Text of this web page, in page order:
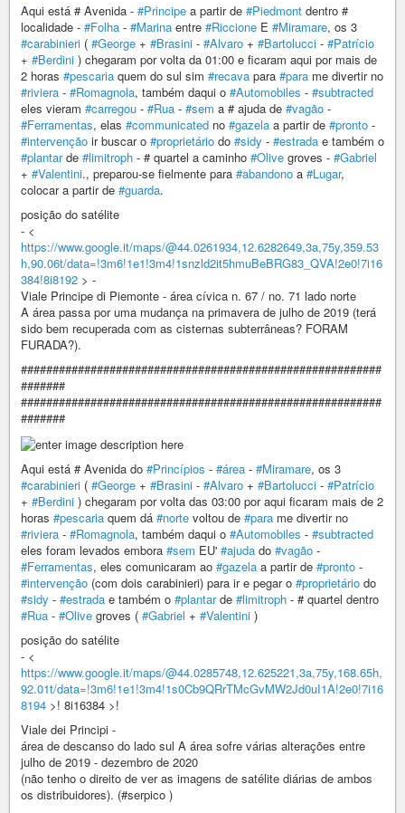
Aqui está # Avenida - #Principe a partir de #Piedmont dentro #
localidade - #Folha - #Marina entre #Riccione E #Miramare, os 3
#carabinieri ( #George + #Brasini - #Alvaro + #Bartolucci - #Patrício
+ #Berdini ) chegaram por volta da 01:00 e ficaram aqui por mais de
2 horas #pescaria quem do sul sim #recava para #para me divertir no
#riviera - #Romagnola, também daqui o #Automobiles - #subtracted
eles vieram #carregou - #Rua - #sem a # ajuda de #vagão -
#Ferramentas, elas #communicated no #gazela a partir de #pronto -
#intervenção ir buscar o #proprietário do #sidy - #estrada e também o
#plantarde #limitroph - # quartel a caminho #Olive groves - #Gabriel
+ #Valentini., preparou-se fielmente para #abandono a #Lugar,
colocar a partir de #guarda.
posição do satélite
- <
https://www.google.it/maps/@44.0261934,12.6282649,3a,75y,359.53
h,90.06t/data=!3m6!1e1!3m4!1snzld2it5hmuBeBRG83_QVA!2e0!7i16
384!8i8192 > -
Viale Principe di Piemonte - área cívica n. 67 / no. 71 lado norte
A área passa por uma mudança na primavera de julho de 2019 (terá
sido bem recuperada com as cisternas subterrâneas? FORAM
FURADA?).
#########################################################
#######
#########################################################
#######
Aqui está # Avenida do #Princípios - #área - #Miramare, os 3
#carabinieri ( #George + #Brasini - #Alvaro + #Bartolucci - #Patrício
+ #Berdini ) chegaram por volta das 03:00 por aqui ficaram mais de 2
horas #pescaria quem dá #norte voltou de #para me divertir no
#riviera - #Romagnola, também daqui o #Automobiles - #subtracted
eles foram levados embora #sem EU' #ajuda do #vagão -
#Ferramentas, eles comunicaram ao #gazela a partir de #pronto -
#intervenção (com dois carabinieri) para ir e pegar o #proprietário do
#sidy - #estrada e também o #plantarde #limitroph - # quartel dentro
#Rua - #Olive groves ( #Gabriel + #Valentini )
posição do satélite
- <
https://www.google.it/maps/@44.0285748,12.625221,3a,75y,168.65h,
92.01t/data=!3m6!1e1!3m4!1s0Cb9QRrTMcGvMW2Jd0uI1A!2e0!7i16
8194 >! 8i16384 >!
Viale dei Principi -
área de descanso do lado sul A área sofre várias alterações entre
julho de 2019 - dezembro de 2020
(não tenho o direito de ver as imagens de satélite diárias de ambos
os distribuidores). (#serpico )